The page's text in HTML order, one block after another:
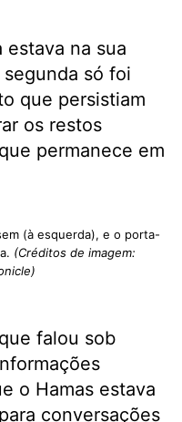
estava na sua
só foi
que persistiam
os restos
permanece em
(à esquerda), e o porta-
(Créditos de imagem:
falou sob
o Hamas estava
conversações